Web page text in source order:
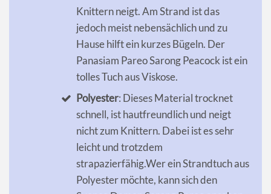
Knittern neigt. Am Strand ist das
jedoch meist nebensächlich und zu
Hause hilft ein kurzes Bügeln. Der
Panasiam Pareo Sarong Peacock ist ein
tolles Tuch aus Viskose.
Polyester: Dieses Material trocknet
schnell, ist hautfreundlich und neigt
nicht zum Knittern. Dabei ist es sehr
leicht und trotzdem
strapazierfähig.Wer ein Strandtuch aus
Polyester möchte, kann sich den